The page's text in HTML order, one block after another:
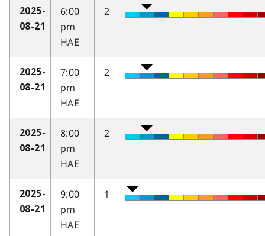
2025-
08-21
6:00
pm
HAE
2
2025-
08-21
7:00
pm
HAE
2
2025-
08-21
8:00
pm
HAE
2
2025-
08-21
9:00
pm
HAE
1